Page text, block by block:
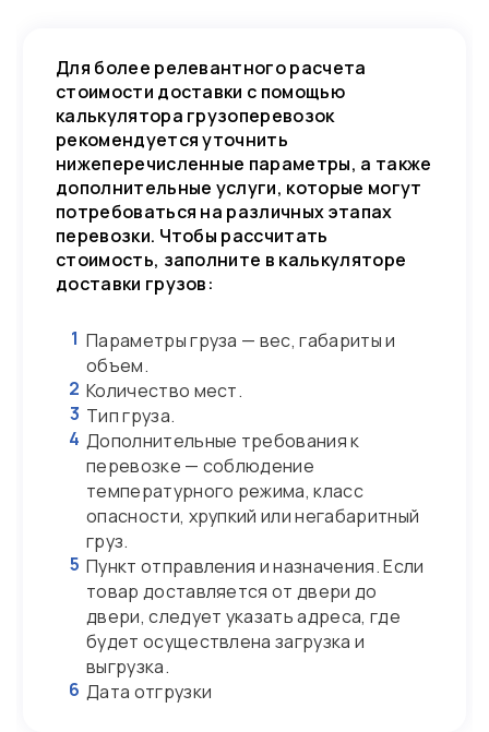
Для более релевантного расчета
стоимости доставки с помощью
калькулятора грузоперевозок
рекомендуется уточнить
нижеперечисленные параметры, а также
дополнительные услуги, которые могут
потребоваться на различных этапах
перевозки. Чтобы рассчитать
стоимость, заполните в калькуляторе
доставки грузов:
1 Параметры груза — вес, габариты и
объем.
2 Количество мест.
3 Тип груза.
4 Дополнительные требования к
перевозке — соблюдение
температурного режима, класс
опасности, хрупкий или негабаритный
груз.
5 Пункт отправления и назначения. Если
товар доставляется от двери до
двери, следует указать адреса, где
будет осуществлена загрузка и
выгрузка.
6 Дата отгрузки